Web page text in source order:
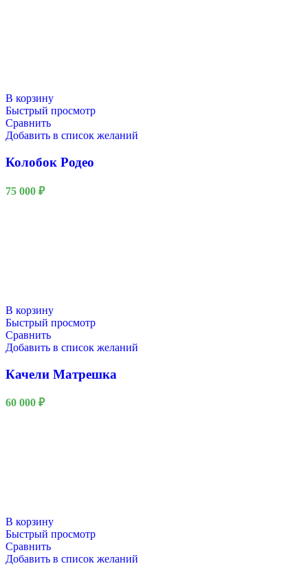
В корзину
Быстрый просмотр
Сравнить
Добавить в список желаний
Колобок Родео
75 000 ₽
В корзину
Быстрый просмотр
Сравнить
Добавить в список желаний
Качели Матрешка
60 000 ₽
В корзину
Быстрый просмотр
Сравнить
Добавить в список желаний